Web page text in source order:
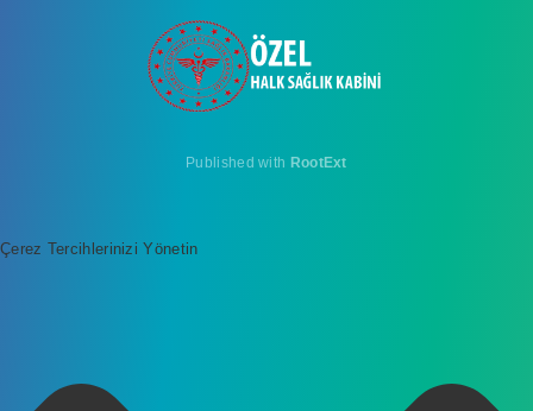
Published with RootExt
Çerez Tercihlerinizi Yönetin